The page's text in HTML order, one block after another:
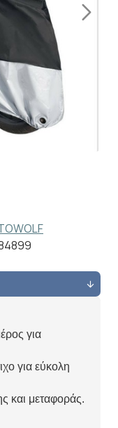
για
για εύκολη
και μεταφοράς.